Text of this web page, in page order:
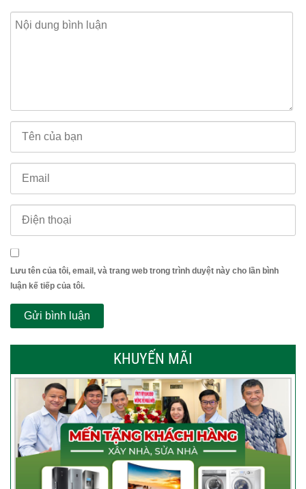
Lưu tên của tôi, email, và trang web trong trình duyệt này cho lần bình
luận kế tiếp của tôi.
KHUYẾN MÃI